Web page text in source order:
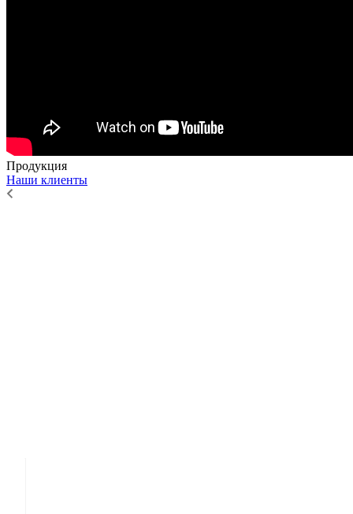
Продукция
Наши клиенты